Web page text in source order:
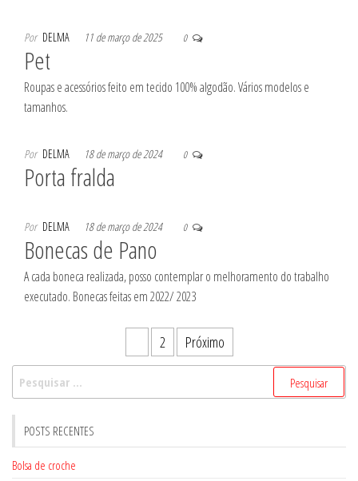
Por DELMA 11 de março de 2025 0
Pet
Roupas e acessórios feito em tecido 100% algodão. Vários modelos e
tamanhos.
Por DELMA 18 de março de 2024 0
Porta fralda
Por DELMA 18 de março de 2024 0
Bonecas de Pano
A cada boneca realizada, posso contemplar o melhoramento do trabalho
executado. Bonecas feitas em 2022/ 2023
de
posts
2 Próximo
POSTS RECENTES
Bolsa de croche